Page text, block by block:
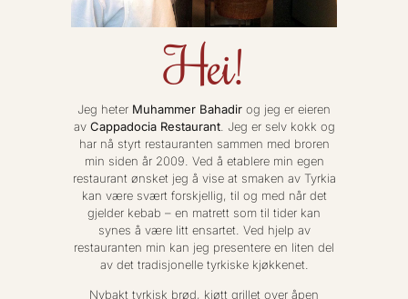
Hei!
Jeg heter Muhammer Bahadir og jeg er eieren
av Cappadocia Restaurant. Jeg er selv kokk og
har nå styrt restauranten sammen med broren
min siden år 2009. Ved å etablere min egen
restaurant ønsket jeg å vise at smaken av Tyrkia
kan være svært forskjellig, til og med når det
gjelder kebab – en matrett som til tider kan
synes å være litt ensartet. Ved hjelp av
restauranten min kan jeg presentere en liten del
av det tradisjonelle tyrkiske kjøkkenet.
Nybakt tyrkisk brød, kjøtt grillet over åpen